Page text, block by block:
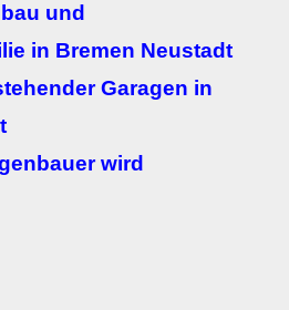
und
in Bremen Neustadt
Garagen in
wird